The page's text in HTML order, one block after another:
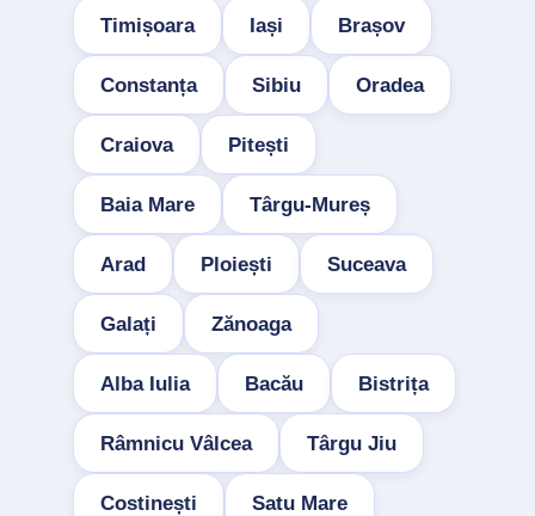
Timișoara Iași Brașov
Constanța Sibiu Oradea
Craiova Pitești
Baia Mare Târgu-Mureș
Arad Ploiești Suceava
Galați Zănoaga
Alba Iulia Bacău Bistrița
Râmnicu Vâlcea Târgu Jiu
Costinești Satu Mare